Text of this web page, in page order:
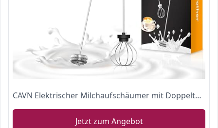
CAVN Elektrischer Milchaufschäumer mit Doppeltem Quirl, USB Aufladbar, 2 in 1 Handheld Batteriebetriebene Milchaufschäumer Handmixer Milk Frother Milchschaum Eiermixer für Kaffee,Latte
Jetzt zum Angebot